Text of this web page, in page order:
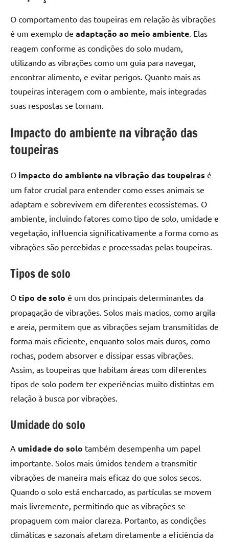
O comportamento das toupeiras em relação às vibrações
é um exemplo de adaptação ao meio ambiente. Elas
reagem conforme as condições do solo mudam,
utilizando as vibrações como um guia para navegar,
encontrar alimento, e evitar perigos. Quanto mais as
toupeiras interagem com o ambiente, mais integradas
suas respostas se tornam.
Impacto do ambiente na vibração das
toupeiras
O impacto do ambiente na vibração das toupeiras é
um fator crucial para entender como esses animais se
adaptam e sobrevivem em diferentes ecossistemas. O
ambiente, incluindo fatores como tipo de solo, umidade e
vegetação, influencia significativamente a forma como as
vibrações são percebidas e processadas pelas toupeiras.
Tipos de solo
O tipo de solo é um dos principais determinantes da
propagação de vibrações. Solos mais macios, como argila
e areia, permitem que as vibrações sejam transmitidas de
forma mais eficiente, enquanto solos mais duros, como
rochas, podem absorver e dissipar essas vibrações.
Assim, as toupeiras que habitam áreas com diferentes
tipos de solo podem ter experiências muito distintas em
relação à busca por vibrações.
Umidade do solo
A umidade do solo também desempenha um papel
importante. Solos mais úmidos tendem a transmitir
vibrações de maneira mais eficaz do que solos secos.
Quando o solo está encharcado, as partículas se movem
mais livremente, permitindo que as vibrações se
propaguem com maior clareza. Portanto, as condições
climáticas e sazonais afetam diretamente a eficiência da